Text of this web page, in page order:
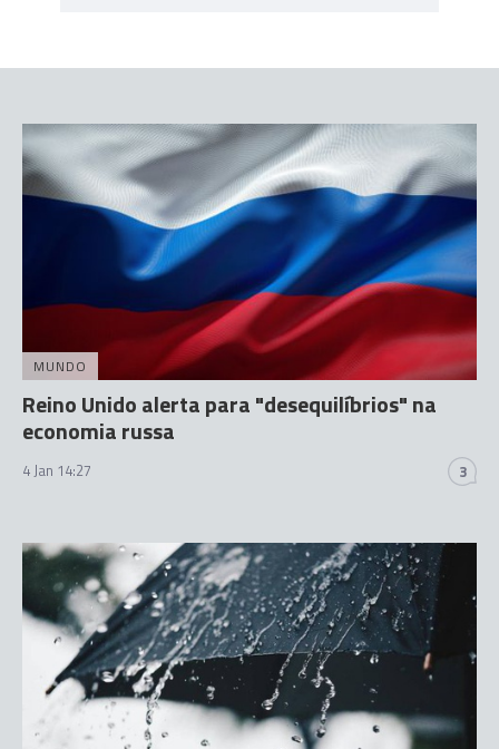
MUNDO
Reino Unido alerta para "desequilíbrios" na
economia russa
4 Jan 14:27 3